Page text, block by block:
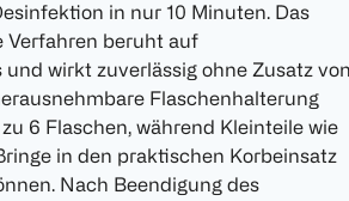
in nur 10 Minuten. Das
beruht auf
und wirkt zuverlässig ohne Zusatz
Flaschenhalterung
6 Flaschen, während Kleinteile wie
in den praktischen Korbeinsatz
Nach Beendigung des